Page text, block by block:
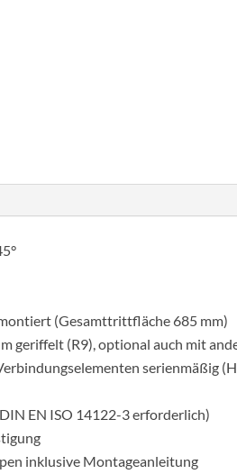
(Gesamttrittfläche 685 mm)
(R9), optional auch mit
serienmäßig
EN ISO 14122-3 erforderlich)
inklusive Montageanleitung